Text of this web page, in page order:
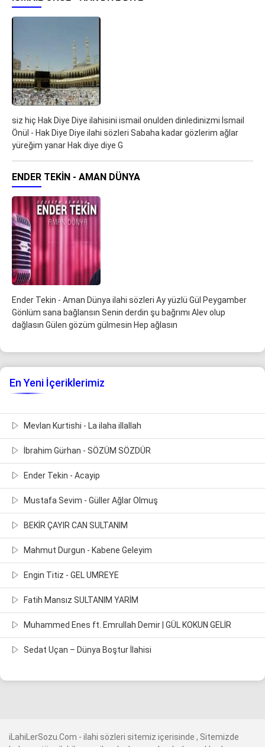
siz hiç Hak Diye Diye ilahisini ismail onulden dinledinizmi İsmail
Önül - Hak Diye Diye ilahi sözleri Sabaha kadar gözlerim ağlar
yüreğim yanar Hak diye diye G
ENDER TEKIN - AMAN DÜNYA
Ender Tekin - Aman Dünya ilahi sözleri Ay yüzlü Gül Peygamber
Gönlüm sana bağlansın Senin derdin şu bağrımı Alev olup
dağlasın Gülen gözüm gülmesin Hep ağlasın
En Yeni İçeriklerimiz
Mevlan Kurtishi - La ilaha illallah
İbrahim Gürhan - SÖZÜM SÖZDÜR
Ender Tekin - Acayip
Mustafa Sevim - Güller Ağlar Olmuş
BEKİR ÇAYIR CAN SULTANIM
Mahmut Durgun - Kabene Geleyim
Engin Titiz - GEL UMREYE
Fatih Mansız SULTANIM YARİM
Muhammed Enes ft. Emrullah Demir | GÜL KOKUN GELİR
Sedat Uçan – Dünya Boştur İlahisi
iLahiLerSozu.Com - ilahi sözleri sitemiz içerisinde , Sitemizde